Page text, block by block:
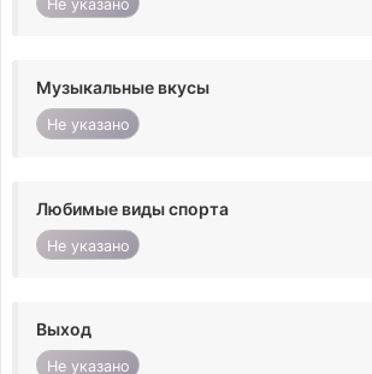
Не указано
Музыкальные вкусы
Не указано
Любимые виды спорта
Не указано
Выход
Не указано